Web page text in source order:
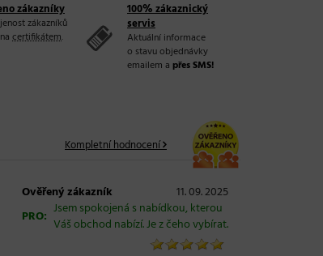
zákazníky
zákazníků
certifikátem.
100% zákaznický
servis
Aktuální informace
o stavu objednávky
emailem a přes SMS!
Kompletní hodnocení
Ověřený zákazník
11. 09. 2025
PRO: Jsem spokojená s nabídkou, kterou
Váš obchod nabízí. Je z čeho vybírat.